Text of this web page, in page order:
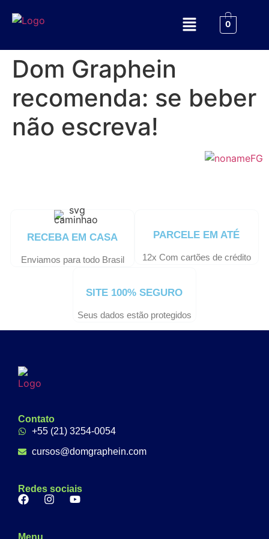
0
Dom Graphein
recomenda: se beber
não escreva!
RECEBA EM CASA
Enviamos para todo Brasil
PARCELE EM ATÉ
12x Com cartões de crédito
SITE 100% SEGURO
Seus dados estão protegidos
Contato
+55 (21) 3254-0054
cursos@domgraphein.com
Redes sociais